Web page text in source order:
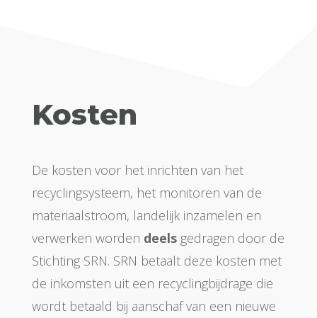
Kosten
De kosten voor het inrichten van het
recyclingsysteem, het monitoren van de
materiaalstroom, landelijk inzamelen en
verwerken worden deelsgedragen door de
Stichting SRN. SRN betaalt deze kosten met
de inkomsten uit een recyclingbijdrage die
wordt betaald bij aanschaf van een nieuwe